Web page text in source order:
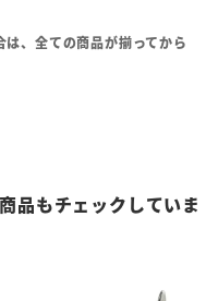
、全ての商品が揃ってから
品もチェックしていま